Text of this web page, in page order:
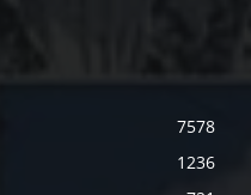
7578
1236